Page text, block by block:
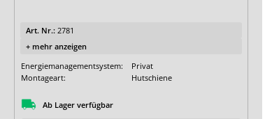
Art. Nr.: 2781
+ mehr anzeigen
Energiemanagementsystem:
Privat
Montageart:
Hutschiene
Ab Lager verfügbar